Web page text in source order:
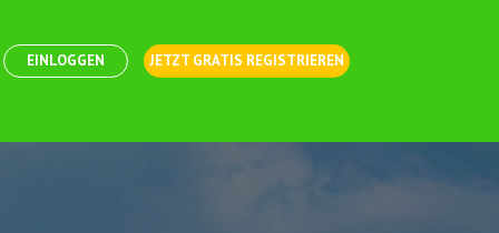
EINLOGGEN JETZT GRATIS REGISTRIEREN